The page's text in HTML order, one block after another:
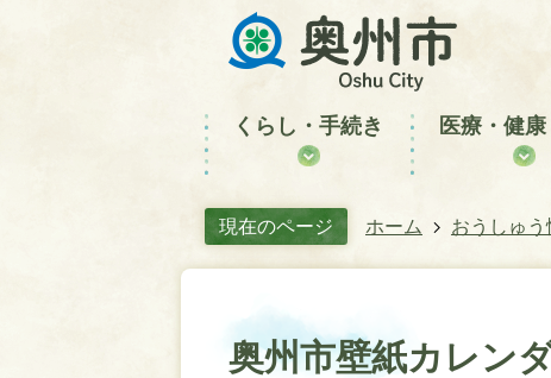
くらし・手続き 医療・健
現在のページ ホーム おうしゅう
奥州市壁紙カレン